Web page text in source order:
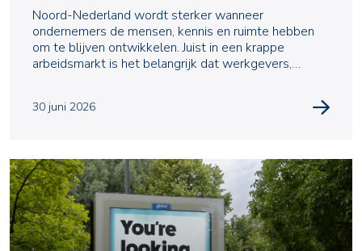
Noord-Nederland wordt sterker wanneer
ondernemers de mensen, kennis en ruimte hebben
om te blijven ontwikkelen. Juist in een krappe
arbeidsmarkt is het belangrijk dat werkgevers,
30 juni 2026